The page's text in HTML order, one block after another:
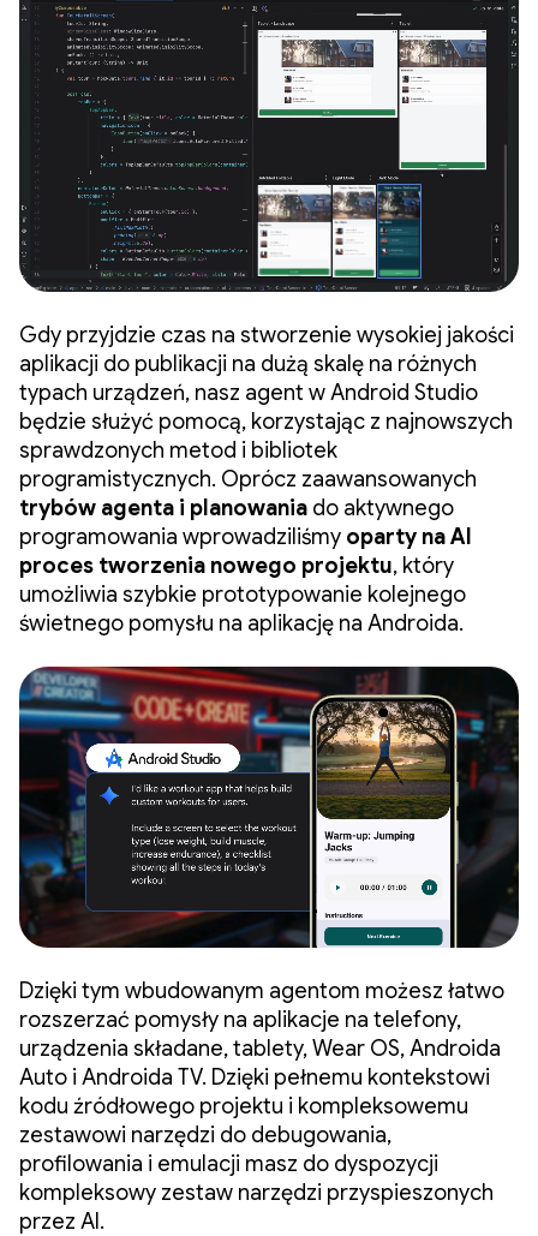
Gdy przyjdzie czas na stworzenie wysokiej jakości
aplikacji do publikacji na dużą skalę na różnych
typach urządzeń, nasz agent w Android Studio
będzie służyć pomocą, korzystając z najnowszych
sprawdzonych metod i bibliotek
programistycznych. Oprócz zaawansowanych
trybów agenta i planowania do aktywnego
programowania wprowadziliśmy oparty na AI
proces tworzenia nowego projektu, który
umożliwia szybkie prototypowanie kolejnego
świetnego pomysłu na aplikację na Androida.
Dzięki tym wbudowanym agentom możesz łatwo
rozszerzać pomysły na aplikacje na telefony,
urządzenia składane, tablety, Wear OS, Androida
Auto i Androida TV. Dzięki pełnemu kontekstowi
kodu źródłowego projektu i kompleksowemu
zestawowi narzędzi do debugowania,
profilowania i emulacji masz do dyspozycji
kompleksowy zestaw narzędzi przyspieszonych
przez AI.